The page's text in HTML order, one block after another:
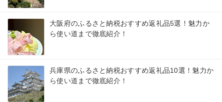
大阪府のふるさと納税おすすめ返礼品5選！魅力か
ら使い道まで徹底紹介！
兵庫県のふるさと納税おすすめ返礼品10選！魅力か
ら使い道まで徹底紹介！